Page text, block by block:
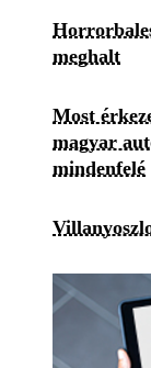
meghalt
Most
magyar
mindenfelé